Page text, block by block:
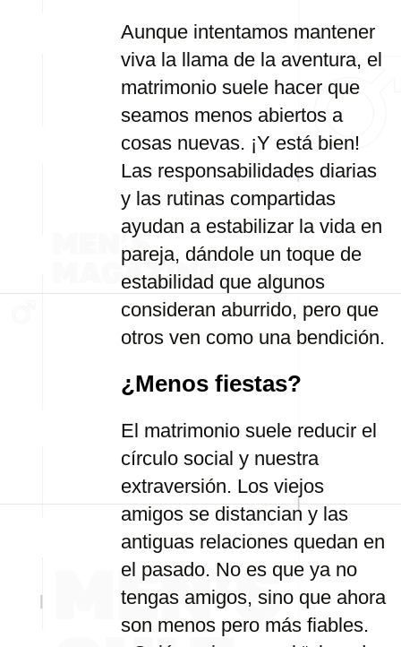
Aunque intentamos mantener
viva la llama de la aventura, el
matrimonio suele hacer que
seamos menos abiertos a
cosas nuevas. ¡Y está bien!
Las responsabilidades diarias
y las rutinas compartidas
ayudan a estabilizar la vida en
pareja, dándole un toque de
estabilidad que algunos
consideran aburrido, pero que
otros ven como una bendición.
¿Menos fiestas?
El matrimonio suele reducir el
círculo social y nuestra
extraversión. Los viejos
amigos se distancian y las
antiguas relaciones quedan en
el pasado. No es que ya no
tengas amigos, sino que ahora
son menos pero más fiables.